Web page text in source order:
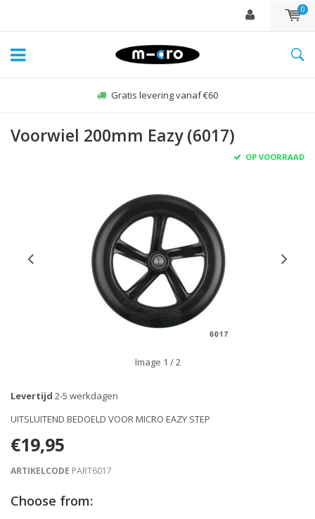
0
Gratis levering vanaf €60
Voorwiel 200mm Eazy (6017)
OP VOORRAAD
Image 1 / 2
Levertijd 2-5 werkdagen
UITSLUITEND BEDOELD VOOR MICRO EAZY STEP
€19,95
ARTIKELCODE PART6017
Choose from: